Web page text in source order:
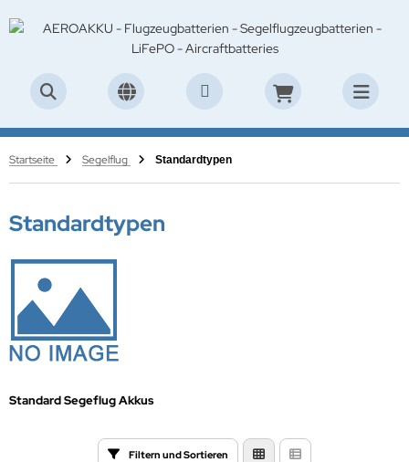
Startseite Segelflug Standardtypen
Standardtypen
Standard Segeflug Akkus
Filtern und Sortieren